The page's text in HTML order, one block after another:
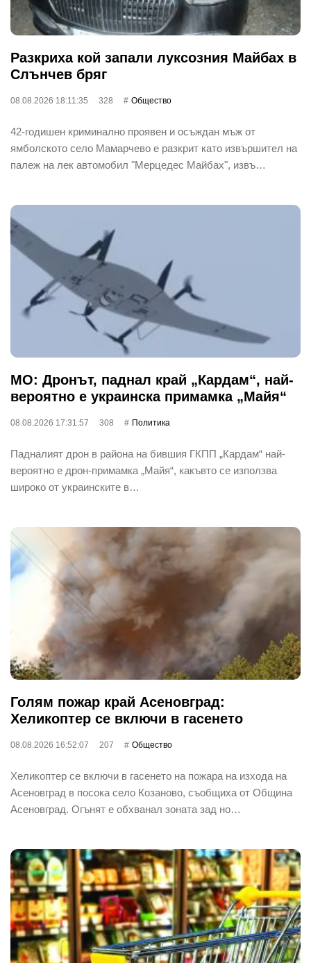
Разкриха кой запали луксозния Майбах в
Слънчев бряг
08.08.2026 18:11:35 328 Общество
42-годишен криминално проявен и осъждан мъж от
ямболското село Мамарчево е разкрит като извършител на
палеж на лек автомобил "Мерцедес Майбах", извъ…
МО: Дронът, паднал край „Кардам“, най-
вероятно е украинска примамка „Майя“
08.08.2026 17:31:57 308 Политика
Падналият дрон в района на бившия ГКПП „Кардам“ най-
вероятно е дрон-примамка „Майя“, какъвто се използва
широко от украинските в…
Голям пожар край Асеновград:
Хеликоптер се включи в гасенето
08.08.2026 16:52:07 207 Общество
Хеликоптер се включи в гасенето на пожара на изхода на
Асеновград в посока село Козаново, съобщиха от Община
Асеновград. Огънят е обхванал зоната зад но…